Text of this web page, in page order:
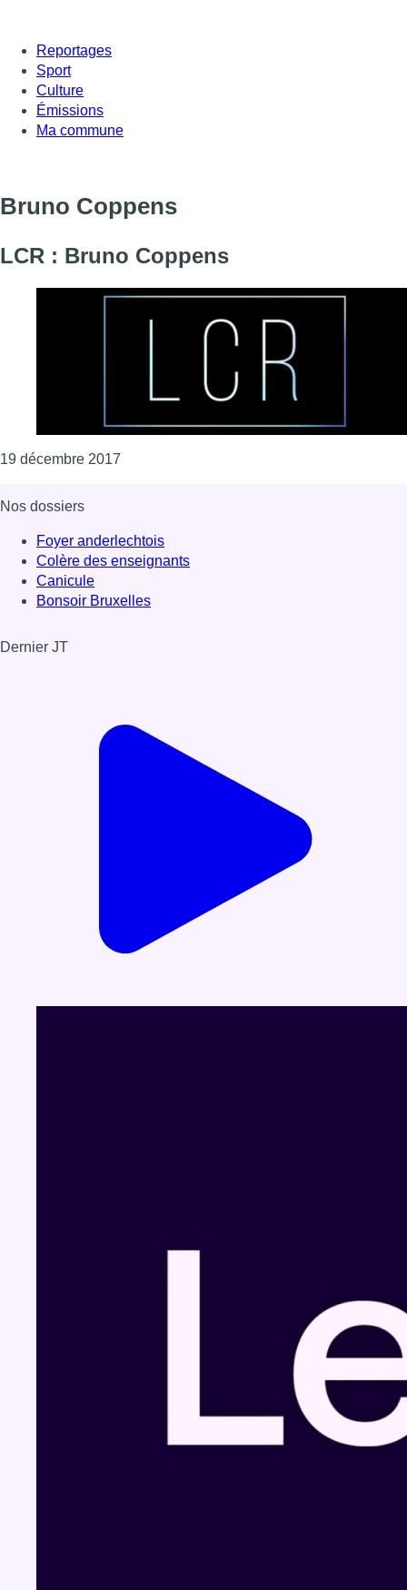
Reportages
Sport
Culture
Émissions
Ma commune
Bruno Coppens
LCR : Bruno Coppens
19 décembre 2017
Nos dossiers
Foyer anderlechtois
Colère des enseignants
Canicule
Bonsoir Bruxelles
Dernier JT